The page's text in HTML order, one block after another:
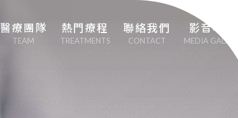
醫療團隊
TEAM
熱門療程
TREATMENTS
聯絡我們
CONTACT
影音專區
MEDIA GALLERY